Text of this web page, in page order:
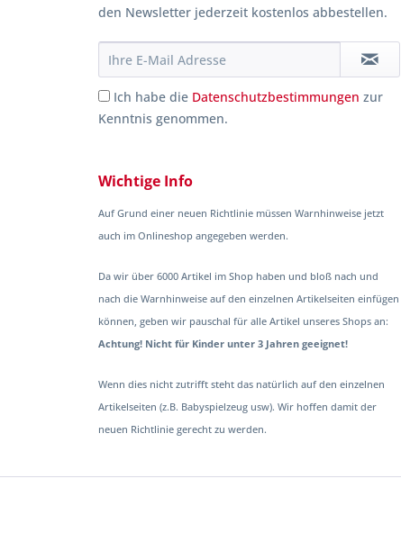
den Newsletter jederzeit kostenlos abbestellen.
Ich habe die Datenschutzbestimmungen zur
Kenntnis genommen.
Wichtige Info
Auf Grund einer neuen Richtlinie müssen Warnhinweise jetzt
auch im Onlineshop angegeben werden.
Da wir über 6000 Artikel im Shop haben und bloß nach und
nach die Warnhinweise auf den einzelnen Artikelseiten einfügen
können, geben wir pauschal für alle Artikel unseres Shops an:
Achtung! Nicht für Kinder unter 3 Jahren geeignet!
Wenn dies nicht zutrifft steht das natürlich auf den einzelnen
Artikelseiten (z.B. Babyspielzeug usw). Wir hoffen damit der
neuen Richtlinie gerecht zu werden.